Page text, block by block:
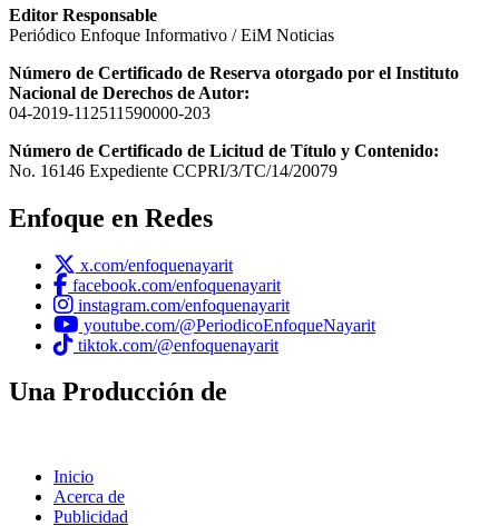
Editor Responsable
Periódico Enfoque Informativo / EiM Noticias
Número de Certificado de Reserva otorgado por el Instituto
Nacional de Derechos de Autor:
04-2019-112511590000-203
Número de Certificado de Licitud de Título y Contenido:
No. 16146 Expediente CCPRI/3/TC/14/20079
Enfoque en Redes
x.com/enfoquenayarit
facebook.com/enfoquenayarit
instagram.com/enfoquenayarit
youtube.com/@PeriodicoEnfoqueNayarit
tiktok.com/@enfoquenayarit
Una Producción de
Inicio
Acerca de
Publicidad